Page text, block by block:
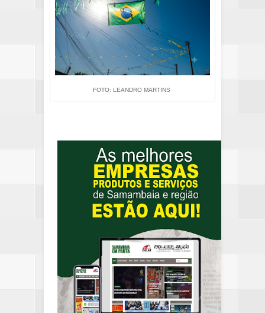
FOTO: LEANDRO MARTINS